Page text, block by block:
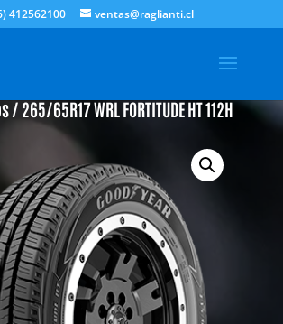
412562100 ventas@raglianti.cl
/ 265/65R17 WRL FORTITUDE HT 112H